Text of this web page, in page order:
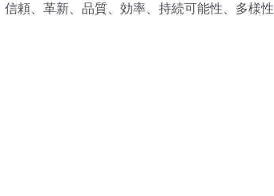
信頼、革新、品質、効率、持続可能性、多様性